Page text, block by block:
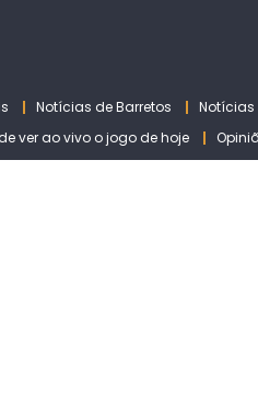
Notícias de Barretos Notícias
ver ao vivo o jogo de hoje